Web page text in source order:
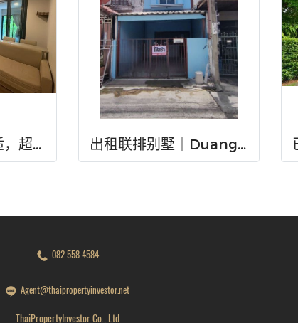
已出租。 宽敞舒适，超值之选！出租公寓Atmoz Chaengwattana，34.88 平方米，两室一厅，二楼。毗邻 Lotus、Makro 和 Central Chaengwattana 购物中心。近 MRT Sri Ratch 地铁站和 Sri Ratch 高速公路！ 出租联排别墅｜Duangkaew Village
082 558 4584
Agent@thaipropertyinvestor.net
ThaiPropertyInvestor Co., Ltd